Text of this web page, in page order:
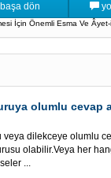
başa dön
İçin Önemli Esma Ve
olumlu cevap
veya dilekceye olumlu
olabilir.Veya her
...